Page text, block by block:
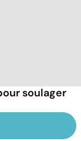
soulager